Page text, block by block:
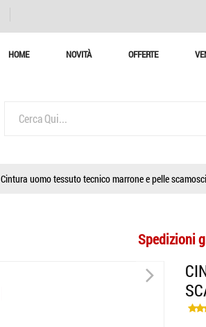
HOME NOVITÀ OFFERTE
Cintura uomo tessuto tecnico marrone e pelle
Spedizioni
>